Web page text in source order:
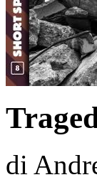
di